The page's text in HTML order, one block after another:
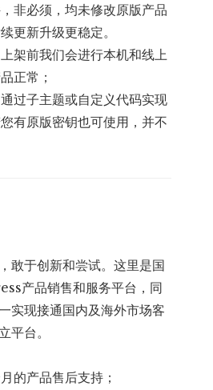
非必须，均未修改原版产品
更新升级更稳定。
架前我们会进行本机和线上
正常；
过子主题或自定义代码实现
有原版密钥也可使用，并不
敢于创新和尝试。这里是国
产品销售和服务平台，同
实现接通国内及海外市场客
平台。
的产品售后支持；